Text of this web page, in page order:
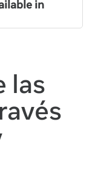
in
las